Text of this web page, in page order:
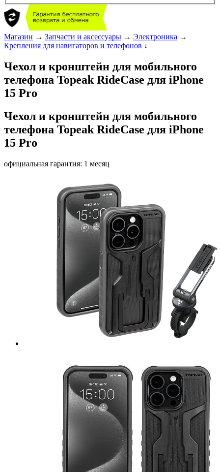
Магазин → Запчасти и аксессуары → Электроника →
Крепления для навигаторов и телефонов ↓
Чехол и кронштейн для мобильного
телефона Topeak RideCase для iPhone
15 Pro
Чехол и кронштейн для мобильного
телефона Topeak RideCase для iPhone
15 Pro
официальная гарантия: 1 месяц